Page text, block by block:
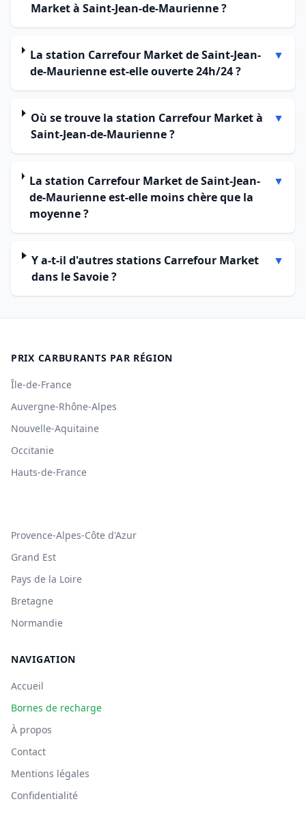
Market à Saint-Jean-de-Maurienne ?
La station Carrefour Market de Saint-Jean-
de-Maurienne est-elle ouverte 24h/24 ?
▼
Où se trouve la station Carrefour Market à
Saint-Jean-de-Maurienne ?
▼
La station Carrefour Market de Saint-Jean-
de-Maurienne est-elle moins chère que la
moyenne ?
▼
Y a-t-il d'autres stations Carrefour Market
dans le Savoie ?
▼
PRIX CARBURANTS PAR RÉGION
Île-de-France
Auvergne-Rhône-Alpes
Nouvelle-Aquitaine
Occitanie
Hauts-de-France
Provence-Alpes-Côte d'Azur
Grand Est
Pays de la Loire
Bretagne
Normandie
NAVIGATION
Accueil
Bornes de recharge
À propos
Contact
Mentions légales
Confidentialité